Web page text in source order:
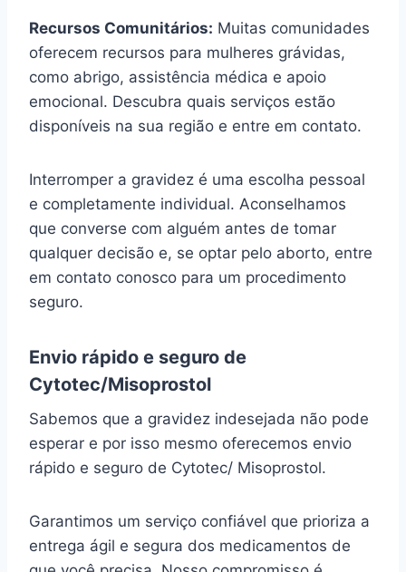
Recursos Comunitários: Muitas comunidades
oferecem recursos para mulheres grávidas,
como abrigo, assistência médica e apoio
emocional. Descubra quais serviços estão
disponíveis na sua região e entre em contato.
Interromper a gravidez é uma escolha pessoal
e completamente individual. Aconselhamos
que converse com alguém antes de tomar
qualquer decisão e, se optar pelo aborto, entre
em contato conosco para um procedimento
seguro.
Envio rápido e seguro de
Cytotec/Misoprostol
Sabemos que a gravidez indesejada não pode
esperar e por isso mesmo oferecemos envio
rápido e seguro de Cytotec/ Misoprostol.
Garantimos um serviço confiável que prioriza a
entrega ágil e segura dos medicamentos de